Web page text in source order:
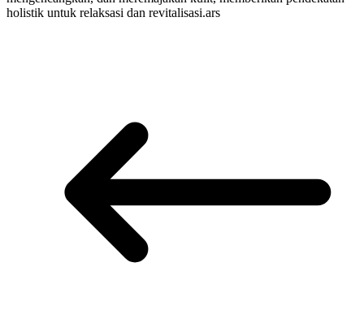
holistik untuk relaksasi dan revitalisasi.ars